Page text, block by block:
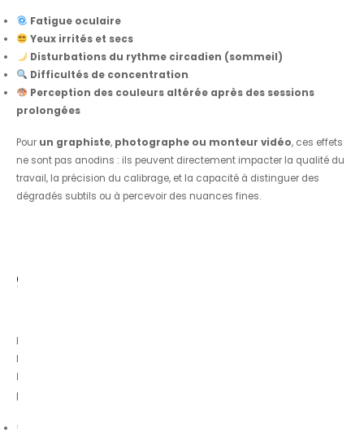
Fatigue oculaire
Yeux irrités et secs
Disturbations du rythme circadien (sommeil)
Difficultés de concentration
Perception des couleurs altérée après des sessions
prolongées
Pour un graphiste, photographe ou monteur vidéo, ces effets
ne sont pas anodins : ils peuvent directement impacter la qualité du
travail, la précision du calibrage, et la capacité à distinguer des
dégradés subtils ou à percevoir des nuances fines.
graphiste : la solution sur-
Plutôt que de subir ces effets, de nombreux professionnels adoptent
les
les sessions écran longues et exigeantes
permettent de :